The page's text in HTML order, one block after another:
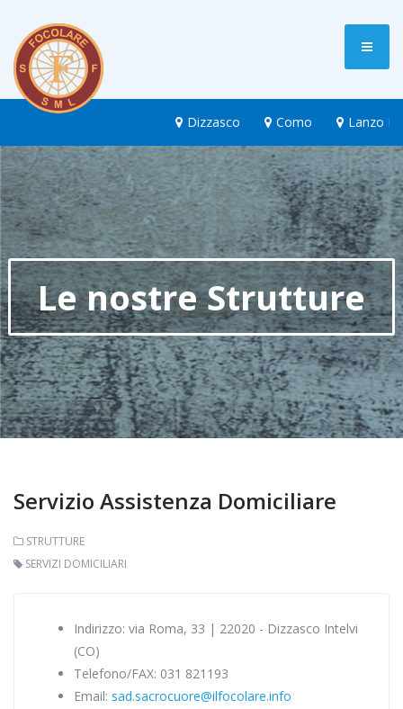
Dizzasco Como Lanzo
Le nostre Strutture
Servizio Assistenza Domiciliare
STRUTTURE
SERVIZI DOMICILIARI
Indirizzo: via Roma, 33 | 22020 - Dizzasco Intelvi
(CO)
Telefono/FAX: 031 821193
Email: sad.sacrocuore@ilfocolare.info